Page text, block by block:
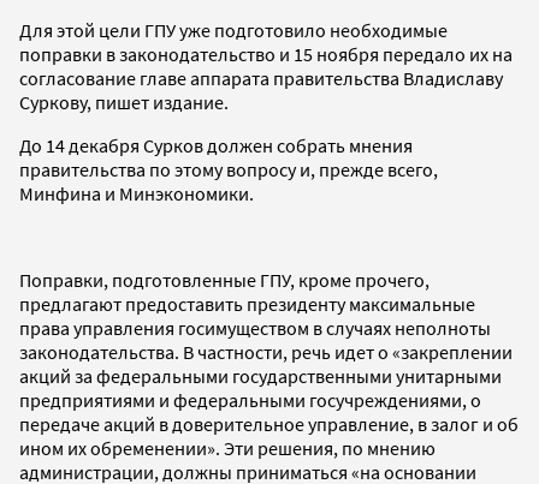
Для этой цели ГПУ уже подготовило необходимые
поправки в законодательство и 15 ноября передало их на
согласование главе аппарата правительства Владиславу
Суркову, пишет издание.
До 14 декабря Сурков должен собрать мнения
правительства по этому вопросу и, прежде всего,
Минфина и Минэкономики.
Поправки, подготовленные ГПУ, кроме прочего,
предлагают предоставить президенту максимальные
права управления госимуществом в случаях неполноты
законодательства. В частности, речь идет о «закреплении
акций за федеральными государственными унитарными
предприятиями и федеральными госучреждениями, о
передаче акций в доверительное управление, в залог и об
ином их обременении». Эти решения, по мнению
администрации, должны приниматься «на основании